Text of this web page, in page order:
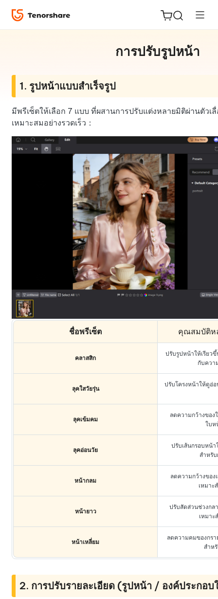
ReiBoot
Tenorshare
PDNob
การปรับรูปหน้า
1. รูปหน้าแบบสำเร็จรูป
มีพรีเซ็ตให้เลือก 7 แบบ ที่ผสานการปรับแต่งหลายมิติผ่านตัวเ
เหมาะสมอย่างรวดเร็ว：
ชื่อพรีเซ็ต คุณสมบัติห
คลาสสิก
ปรับรูปหน้าให้เรียว
กับควา
ลุคใสวัยรุ่น
ปรับโครงหน้าให้ดูอ่อ
ลุคเข้มคม
ลดความกว้างของ
ใบห
ลุคอ่อนวัย
ปรับเส้นกรอบหน้า
สำหรั
หน้ากลม
ลดความกว้างขอ
เหมาะ
หน้ายาว
ปรับสัดส่วนช่วงกล
เหมาะ
หน้าเหลี่ยม
ลดความคมของกร
สำห
2. การปรับรายละเอียด (รูปหน้า / องค์ประกอ